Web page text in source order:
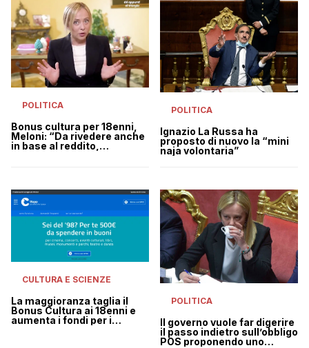
POLITICA
Bonus cultura per 18enni,
Meloni: “Da rivedere anche
in base al reddito,
POLITICA
Ignazio La Russa ha
proposto di nuovo la “mini
naja volontaria”
CULTURA E SCIENZE
La maggioranza taglia il
Bonus Cultura ai 18enni e
aumenta i fondi per i
POLITICA
Il governo vuole far digerire
il passo indietro sull’obbligo
POS proponendo uno